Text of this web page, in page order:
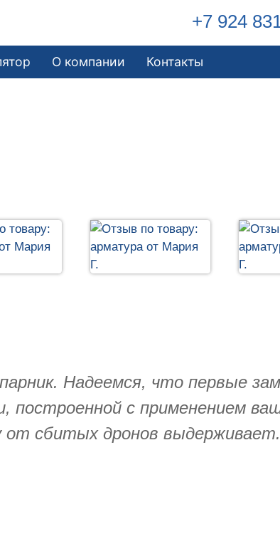
+7 924
О компании Контакты
Надеемся, что первые
построенной с применением
от сбитых дронов